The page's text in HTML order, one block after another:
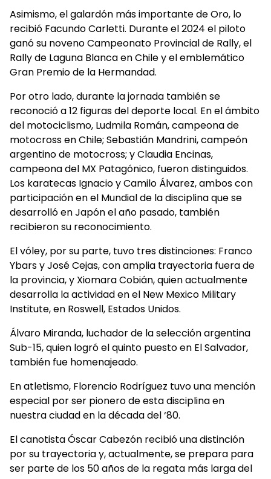
Asimismo, el galardón más importante de Oro, lo
recibió Facundo Carletti. Durante el 2024 el piloto
ganó su noveno Campeonato Provincial de Rally, el
Rally de Laguna Blanca en Chile y el emblemático
Gran Premio de la Hermandad.
Por otro lado, durante la jornada también se
reconoció a 12 figuras del deporte local. En el ámbito
del motociclismo, Ludmila Román, campeona de
motocross en Chile; Sebastián Mandrini, campeón
argentino de motocross; y Claudia Encinas,
campeona del MX Patagónico, fueron distinguidos.
Los karatecas Ignacio y Camilo Álvarez, ambos con
participación en el Mundial de la disciplina que se
desarrolló en Japón el año pasado, también
recibieron su reconocimiento.
El vóley, por su parte, tuvo tres distinciones: Franco
Ybars y José Cejas, con amplia trayectoria fuera de
la provincia, y Xiomara Cobián, quien actualmente
desarrolla la actividad en el New Mexico Military
Institute, en Roswell, Estados Unidos.
Álvaro Miranda, luchador de la selección argentina
Sub-15, quien logró el quinto puesto en El Salvador,
también fue homenajeado.
En atletismo, Florencio Rodríguez tuvo una mención
especial por ser pionero de esta disciplina en
nuestra ciudad en la década del ‘80.
El canotista Óscar Cabezón recibió una distinción
por su trayectoria y, actualmente, se prepara para
ser parte de los 50 años de la regata más larga del